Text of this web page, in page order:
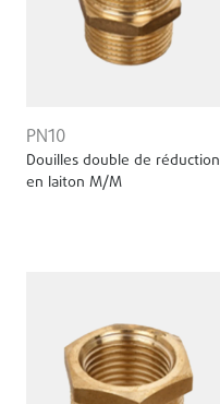
PN10
Douilles double de réduction
en laiton M/M